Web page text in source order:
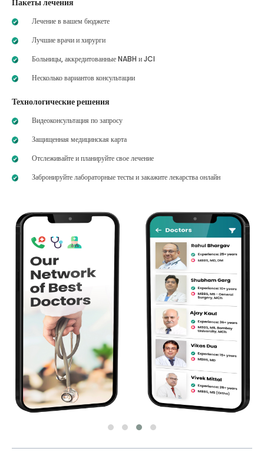
Пакеты лечения
Лечение в вашем бюджете
Лучшие врачи и хирурги
Больницы, аккредитованные NABH и JCI
Несколько вариантов консультации
Технологические решения
Видеоконсультация по запросу
Защищенная медицинская карта
Отслеживайте и планируйте свое лечение
Забронируйте лабораторные тесты и закажите лекарства онлайн